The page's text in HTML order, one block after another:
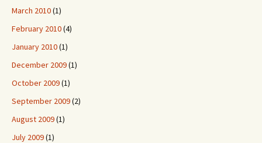
March 2010(1)
February 2010(4)
January 2010(1)
December 2009(1)
October 2009(1)
September 2009(2)
August 2009(1)
July 2009(1)